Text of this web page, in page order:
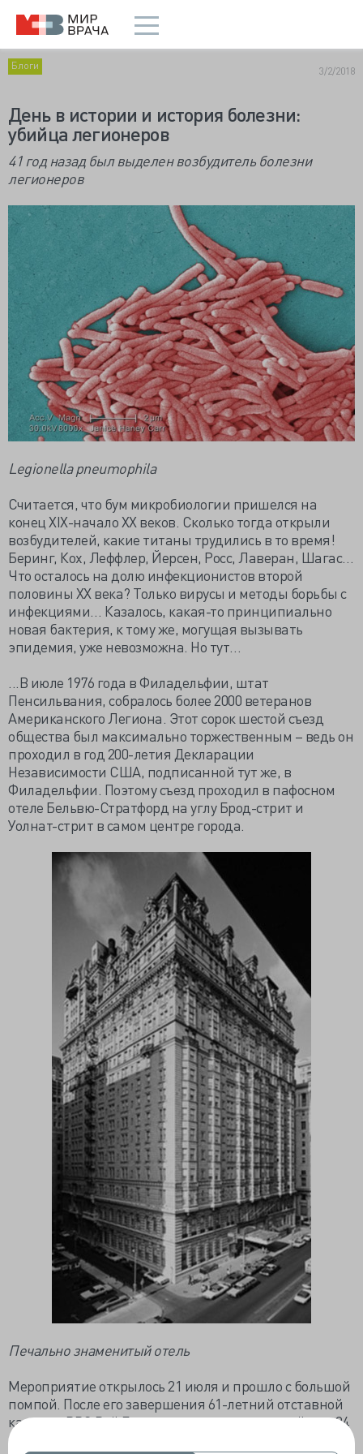
Блоги 3/2/2018
День в истории и история болезни:
убийца легионеров
41 год назад был выделен возбудитель болезни
легионеров
Legionella pneumophila
Считается, что бум микробиологии пришелся на
конец XIX-начало XX веков. Сколько тогда открыли
возбудителей, какие титаны трудились в то время!
Беринг, Кох, Леффлер, Йерсен, Росс, Лаверан, Шагас…
Что осталось на долю инфекционистов второй
половины XX века? Только вирусы и методы борьбы с
инфекциями… Казалось, какая-то принципиально
новая бактерия, к тому же, могущая вызывать
эпидемия, уже невозможна. Но тут…
...В июле 1976 года в Филадельфии, штат
Пенсильвания, собралось более 2000 ветеранов
Американского Легиона. Этот сорок шестой съезд
общества был максимально торжественным – ведь он
проходил в год 200-летия Декларации
Независимости США, подписанной тут же, в
Филадельфии. Поэтому съезд проходил в пафосном
отеле Бельвю-Стратфорд на углу Брод-стрит и
Уолнат-стрит в самом центре города.
Печально знаменитый отель
Мероприятие открылось 21 июля и прошло с большой
помпой. После его завершения 61-летний отставной
капитан ВВС Рэй Бреннан, вернувшись в свой дом 24
июля, почувствовал себя уставшим. Через три дня, 27